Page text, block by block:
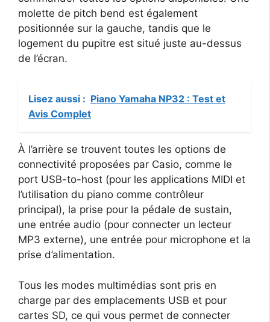
molette de pitch bend est également
positionnée sur la gauche, tandis que le
logement du pupitre est situé juste au-dessus
de l’écran.
Lisez aussi : Piano Yamaha NP32 : Test et
Avis Complet
À l’arrière se trouvent toutes les options de
connectivité proposées par Casio, comme le
port USB-to-host (pour les applications MIDI et
l’utilisation du piano comme contrôleur
principal), la prise pour la pédale de sustain,
une entrée audio (pour connecter un lecteur
MP3 externe), une entrée pour microphone et la
prise d’alimentation.
Tous les modes multimédias sont pris en
charge par des emplacements USB et pour
cartes SD, ce qui vous permet de connecter